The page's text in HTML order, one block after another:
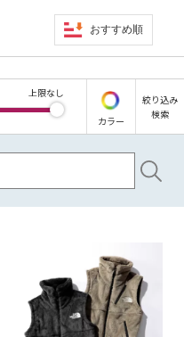
おすすめ順
上限なし
カラー
絞り込み
検索